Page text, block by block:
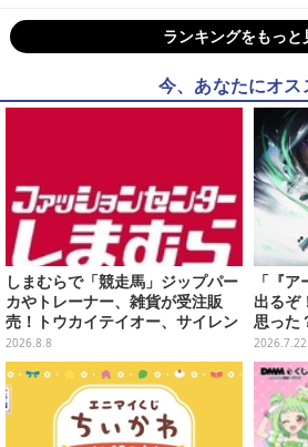
ランキングをもっと
今、あなたにオス
しまむらで「競走馬」ジップパー
カやトレーナー、雑貨が受注販
売！トウカイテイオー、サイレン
ススズカなど名馬をデザイン
2026.8.8
「『
出るぞ
思った
フィー
に、4
いてみ
で追
談会】
2026.7.22